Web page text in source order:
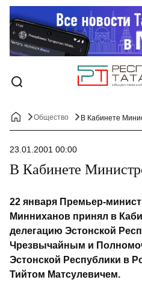
Общество В Кабинете
23.01.2001 00:00
В Кабинете
22 января Премьер-
Минниханов принял в
делегацию Эстонской
Чрезвычайным и
Эстонской Республики в
Тийтом Матсулевичем.